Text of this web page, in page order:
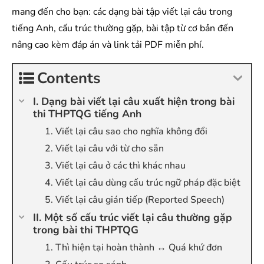
mang đến cho bạn: các dạng bài tập viết lại câu trong
tiếng Anh, cấu trúc thường gặp, bài tập từ cơ bản đến
nâng cao kèm đáp án và link tải PDF miễn phí.
Contents
I. Dạng bài viết lại câu xuất hiện trong bài
thi THPTQG tiếng Anh
1. Viết lại câu sao cho nghĩa không đổi
2. Viết lại câu với từ cho sẵn
3. Viết lại câu ở các thì khác nhau
4. Viết lại câu dùng cấu trúc ngữ pháp đặc biệt
5. Viết lại câu gián tiếp (Reported Speech)
II. Một số cấu trúc viết lại câu thường gặp
trong bài thi THPTQG
1. Thì hiện tại hoàn thành ↔ Quá khứ đơn